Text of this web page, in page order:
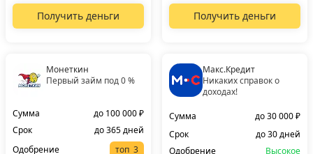
Получить деньги Получить деньги
Монеткин
Первый займ под 0 %
Сумма
до 100 000 ₽
Срок
до 365 дней
Одобрение
топ
Макс.Кредит
Никаких справок о
доходах!
Сумма
до 30 000 ₽
Срок
до 30 дней
Одобрение
Высокое